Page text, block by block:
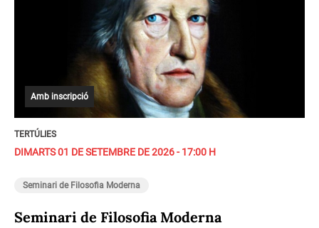
Amb inscripció
TERTÚLIES
DIMARTS 01 DE SETEMBRE DE 2026 - 17:00 H
Seminari de Filosofia Moderna
Seminari de Filosofia Moderna